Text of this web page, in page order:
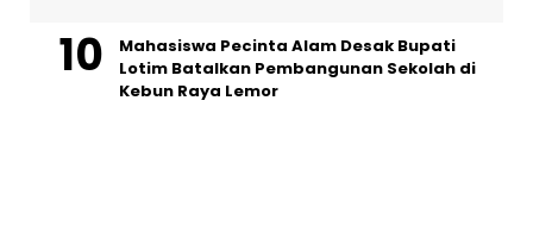
Mahasiswa Pecinta Alam Desak Bupati
Lotim Batalkan Pembangunan Sekolah di
Kebun Raya Lemor